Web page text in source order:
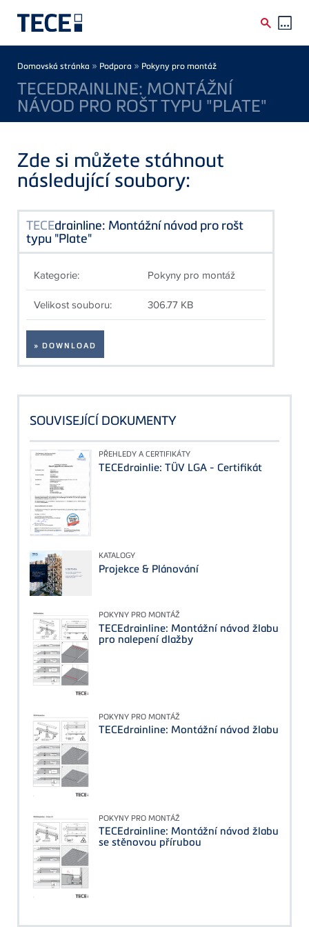
Breadcrumb
Domovská stránka » Podpora » Pokyny pro montáž
TECEDRAINLINE: MONTÁŽNÍ
NÁVOD PRO ROŠT TYPU "PLATE"
Zde si můžete stáhnout
následující soubory:
TECEdrainline: Montážní návod pro rošt
typu "Plate"
Kategorie: Pokyny pro montáž
Velikost souboru: 306.77 KB
» DOWNLOAD
SOUVISEJÍCÍ DOKUMENTY
PŘEHLEDY A CERTIFIKÁTY
TECEdrainlie: TÜV LGA - Certifikát
KATALOGY
Projekce & Plánování
POKYNY PRO MONTÁŽ
TECEdrainline: Montážní návod žlabu
pro nalepení dlažby
POKYNY PRO MONTÁŽ
TECEdrainline: Montážní návod žlabu
POKYNY PRO MONTÁŽ
TECEdrainline: Montážní návod žlabu
se stěnovou přírubou